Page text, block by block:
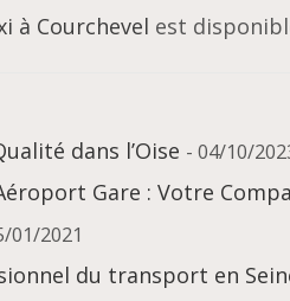
à Courchevel est
dans l’Oise - 04/10/
Gare : Votre
01/2021
du transport en